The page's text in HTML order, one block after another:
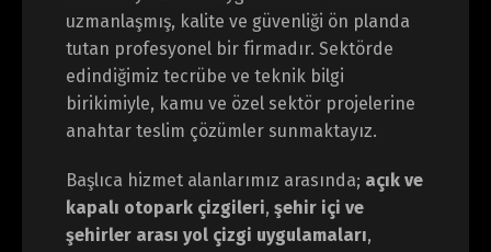
uzmanlaşmış, kalite ve güvenliği ön planda
tutan profesyonel bir firmadır. Sektörde
edindiğimiz tecrübe ve teknik bilgi
birikimiyle, kamu ve özel sektör projelerine
anahtar teslim çözümler sunmaktayız.
Başlıca hizmet alanlarımız arasında; açık ve
kapalı otopark çizgileri, şehir içi ve
şehirler arası yol çizgi uygulamaları,